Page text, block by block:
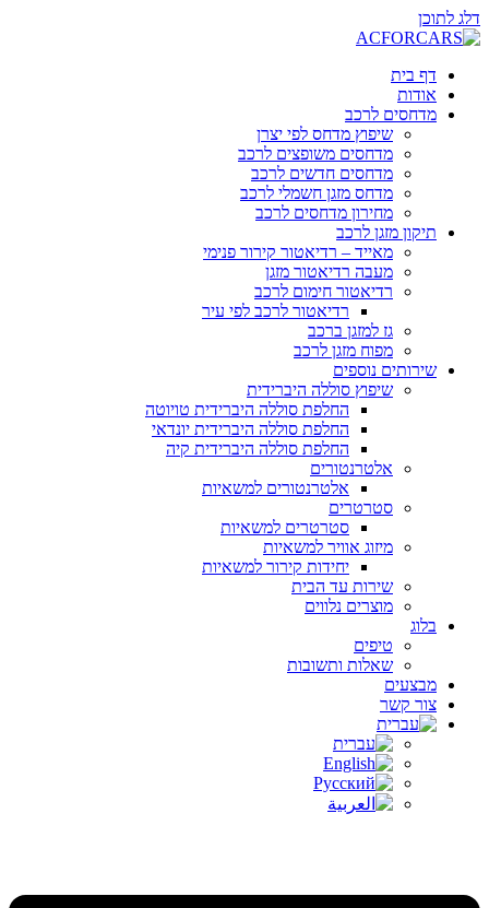
דלג לתוכן
דף בית
אודות
מדחסים לרכב
שיפוץ מדחס לפי יצרן
מדחסים משופצים לרכב
מדחסים חדשים לרכב
מדחס מזגן חשמלי לרכב
מחירון מדחסים לרכב
תיקון מזגן לרכב
מאייד – רדיאטור קירור פנימי
מעבה רדיאטור מזגן
רדיאטור חימום לרכב
רדיאטור לרכב לפי עיר
גז למזגן ברכב
מפוח מזגן לרכב
שירותים נוספים
שיפוץ סוללה היברידית
החלפת סוללה היברידית טויוטה
החלפת סוללה היברידית יונדאי
החלפת סוללה היברידית קיה
אלטרנטורים
אלטרנטורים למשאיות
סטרטרים
סטרטרים למשאיות
מיזוג אוויר למשאיות
יחידות קירור למשאיות
שירות עד הבית
מוצרים נלווים
בלוג
טיפים
שאלות ותשובות
מבצעים
צור קשר